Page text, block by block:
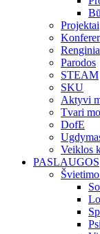
Projektai
Parodos
STEAM
SKU
Aktyvi
Tvari
DofE
Veiklos
PASLAUGOS